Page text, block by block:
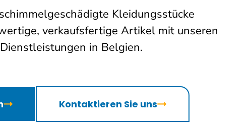
Kleidungsstücke
verkaufsfertige Artikel mit unseren
in Belgien.
Kontaktieren Sie uns